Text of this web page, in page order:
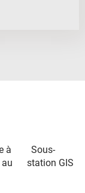
à
Sous-
station GIS